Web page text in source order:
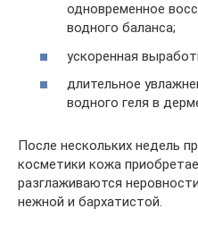
одновременное
водного баланса;
ускоренная
длительное
водного геля в
После нескольких недель
косметики кожа
разглаживаются
нежной и бархатистой.